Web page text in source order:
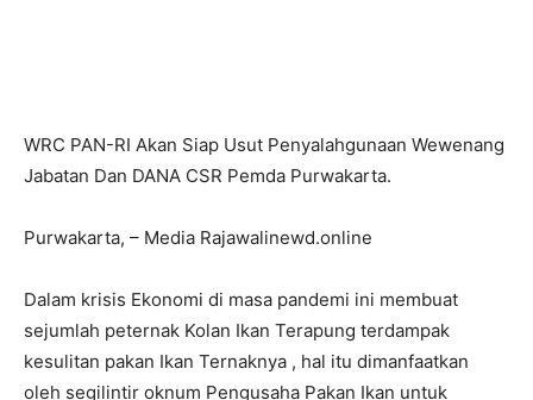
WRC PAN-RI Akan Siap Usut Penyalahgunaan Wewenang
Jabatan Dan DANA CSR Pemda Purwakarta.
Purwakarta, – Media Rajawalinewd.online
Dalam krisis Ekonomi di masa pandemi ini membuat
sejumlah peternak Kolan Ikan Terapung terdampak
kesulitan pakan Ikan Ternaknya , hal itu dimanfaatkan
oleh segilintir oknum Pengusaha Pakan Ikan untuk